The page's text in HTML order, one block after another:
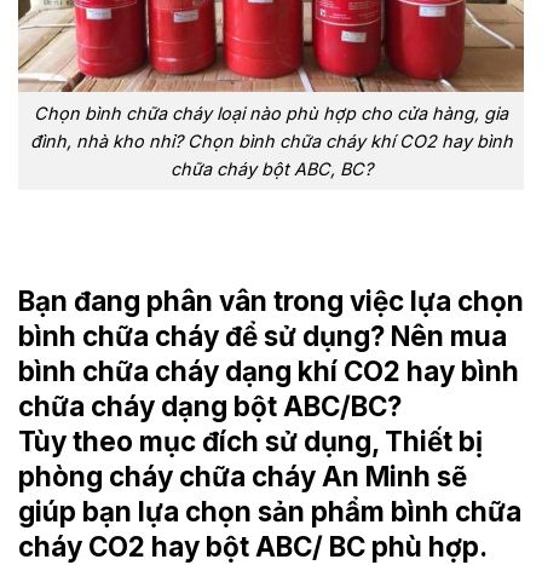
Chọn bình chữa cháy loại nào phù hợp cho cửa hàng, gia
đình, nhà kho nhỉ? Chọn bình chữa cháy khí CO2 hay bình
chữa cháy bột ABC, BC?
Bạn đang phân vân trong việc lựa chọn
bình chữa cháy để sử dụng? Nên mua
bình chữa cháy dạng khí CO2 hay bình
chữa cháy dạng bột ABC/BC?
Tùy theo mục đích sử dụng, Thiết bị
phòng cháy chữa cháy An Minh sẽ
giúp bạn lựa chọn sản phẩm bình chữa
cháy CO2 hay bột ABC/ BC phù hợp.